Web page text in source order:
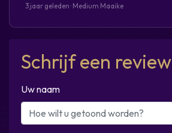
3 jaar geleden · Medium Maaike
Schrijf een review
Uw naam